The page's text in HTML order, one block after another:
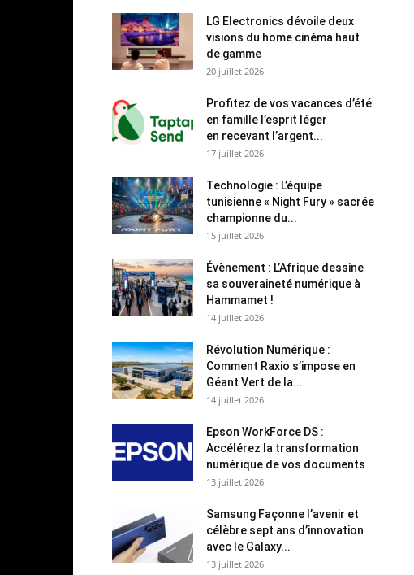
LG Electronics dévoile deux
visions du home cinéma haut
de gamme
20 juillet 2026
Profitez de vos vacances d’été
en famille l’esprit léger
en recevant l’argent...
17 juillet 2026
Technologie : L’équipe
tunisienne « Night Fury » sacrée
championne du...
15 juillet 2026
Évènement : L’Afrique dessine
sa souveraineté numérique à
Hammamet !
14 juillet 2026
Révolution Numérique :
Comment Raxio s’impose en
Géant Vert de la...
14 juillet 2026
Epson WorkForce DS :
Accélérez la transformation
numérique de vos documents
13 juillet 2026
Samsung Façonne l’avenir et
célèbre sept ans d’innovation
avec le Galaxy...
13 juillet 2026